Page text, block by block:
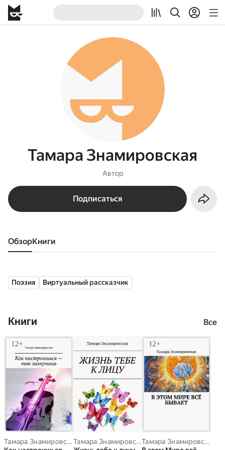
Тамара Знамировская
Автор
Подписаться
Обзор книги
Поэзия Виртуальный рассказчик
Книги Все
Тамара Знамировская
Тамара Знамировская
Тамара Знамировская